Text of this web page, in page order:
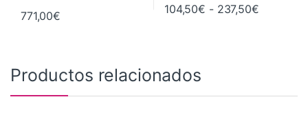
771,00€
104,50€ - 237,50€Rango
Este producto tiene múltiples
Productos relacionados